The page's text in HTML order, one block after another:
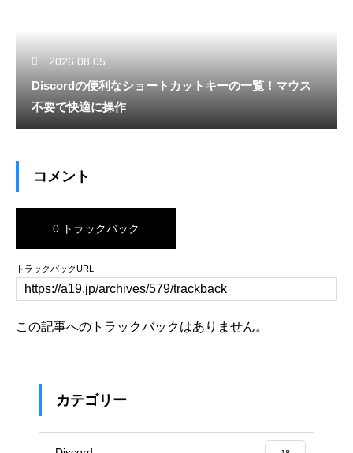
2026.08.05
Discordの便利なショートカットキーの一覧！マウス
不要で快適に操作
コメント
0 トラックバック
トラックバックURL
この記事へのトラックバックはありません。
カテゴリー